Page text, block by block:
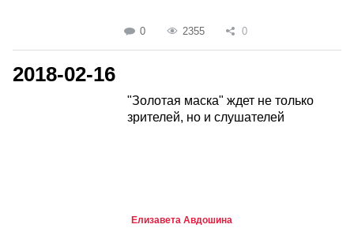
0 2355 0
2018-02-16
"Золотая маска" ждет не только
зрителей, но и слушателей
Елизавета Авдошина